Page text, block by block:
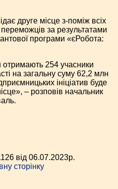
друге місце з-поміж всіх
переможців за результатами
програми «єРобота:
отримають 254 учасники
на загальну суму 62,2 млн
ініціатив буде
– розповів начальник
від 06.07.2023p.
сторінку